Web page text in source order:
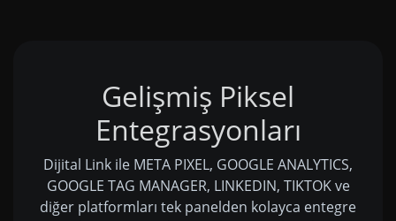
Gelişmiş Piksel
Entegrasyonları
Dijital Link ile META PIXEL, GOOGLE ANALYTICS,
GOOGLE TAG MANAGER, LINKEDIN, TIKTOK ve
diğer platformları tek panelden kolayca entegre